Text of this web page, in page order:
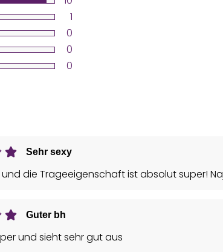
1
0
0
0
Sehr sexy
die Trageeigenschaft ist absolut super!
Guter bh
und sieht sehr gut aus